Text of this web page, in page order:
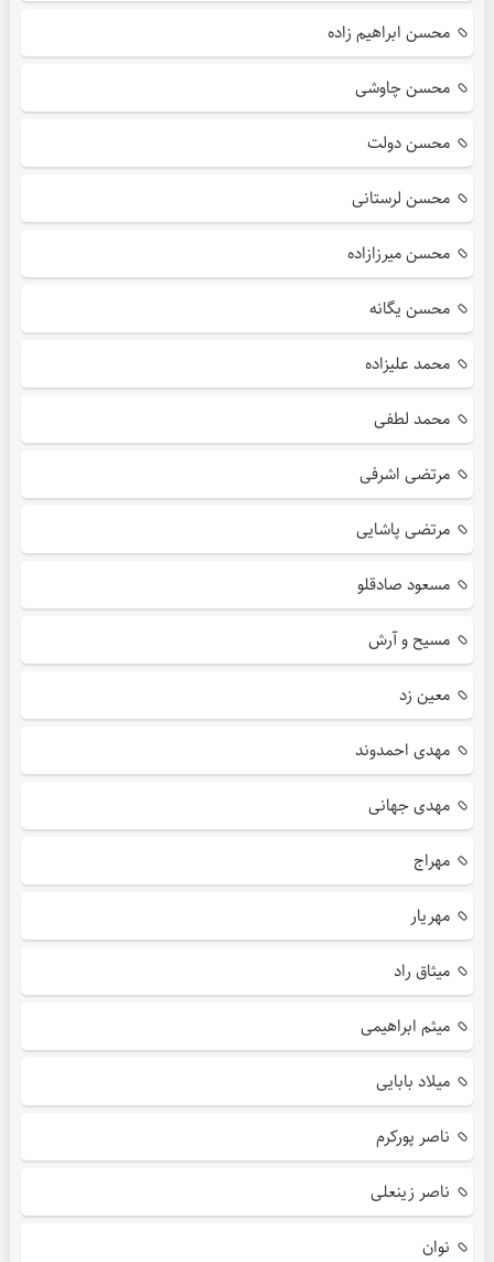
محسن ابراهیم زاده
محسن چاوشی
محسن دولت
محسن لرستانی
محسن میرزازاده
محسن یگانه
محمد علیزاده
محمد لطفی
مرتضی اشرفی
مرتضی پاشایی
مسعود صادقلو
مسیح و آرش
معین زد
مهدی احمدوند
مهدی جهانی
مهراج
مهریار
میثاق راد
میثم ابراهیمی
میلاد بابایی
ناصر پورکرم
ناصر زینعلی
نوان